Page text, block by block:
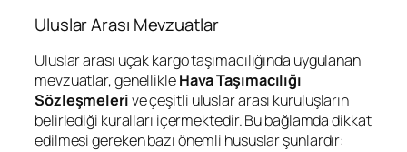
Uluslar Arası Mevzuatlar
Uluslar arası uçak kargo taşımacılığında uygulanan
mevzuatlar, genellikleHava Taşımacılığı
Sözleşmelerive çeşitli uluslar arası kuruluşların
belirlediği kuralları içermektedir. Bu bağlamda dikkat
edilmesi gereken bazı önemli hususlar şunlardır: